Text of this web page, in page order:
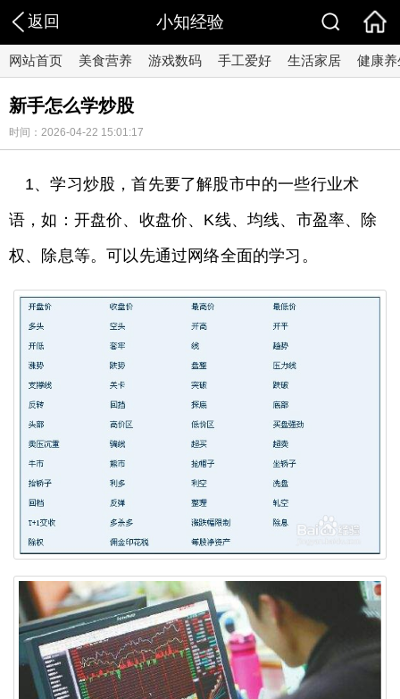
返回 小知经验
网站首页 美食营养 游戏数码 手工爱好 生活家居 健康养
新手怎么学炒股
时间：2026-04-22 15:01:17
1、学习炒股，首先要了解股市中的一些行业术
语，如：开盘价、收盘价、K线、均线、市盈率、除
权、除息等。可以先通过网络全面的学习。